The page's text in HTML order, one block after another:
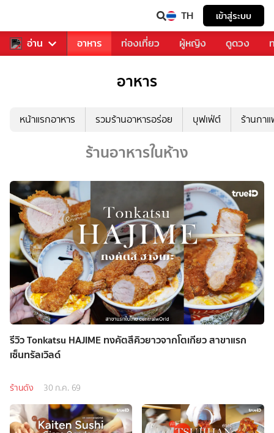
TH เข้าสู่ระบบ
อ่าน
รวงการเพลง อาหาร ท่องเที่ยว ผู้หญิง ดูดวง
อาหาร
หน้าแรกอาหาร รวมร้านอาหารอร่อย บุฟเฟ่ต์ ร้านกา
ร้านอาหารในห้าง
รีวิว Tonkatsu HAJIME ทงคัตสึคิวยาวจากโตเกียว สาขาแรก
เซ็นทรัลเวิลด์
ร้านดัง 30 ก.ค. 69